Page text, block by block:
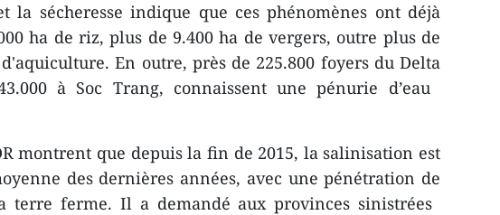
la sécheresse indique que ces phénomènes ont déjà
ha de riz, plus de 9.400 ha de vergers, outre plus de
En ​outre, ​près de 225.800 ​foyers du Delta
à Soc Trang, connaissent une pénurie d’eau
montrent que depuis la fin de 2015, la salinisation est
des dernières années, avec une pénétration de
terre ferme. ​Il a demandé aux provinces sinistrées